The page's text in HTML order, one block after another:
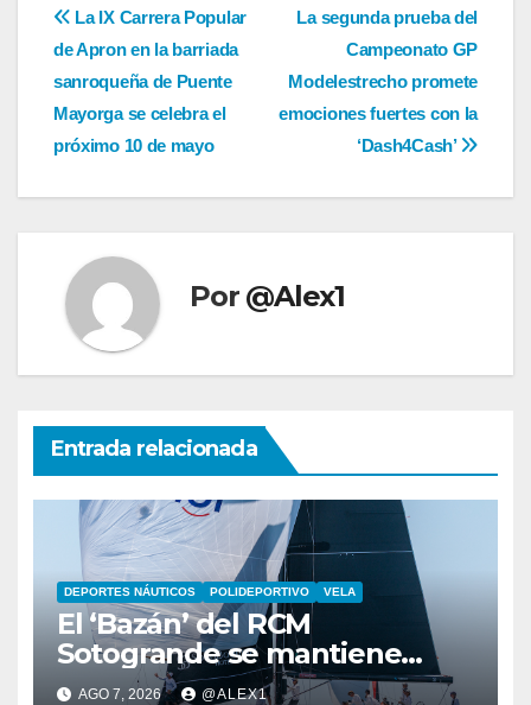
Navegación
de
entradas
La segunda prueba del
Campeonato GP
Modelestrecho promete
emociones fuertes con la
‘Dash4Cash’
La IX Carrera Popular
de Apron en la barriada
sanroqueña de Puente
Mayorga se celebra el
próximo 10 de mayo
Por @Alex1
Entrada relacionada
DEPORTES NÁUTICOS POLIDEPORTIVO VELA
El ‘Bazán’ del RCM
Sotogrande se mantiene
duodécimo a falta de una
AGO 7, 2026 @ALEX1